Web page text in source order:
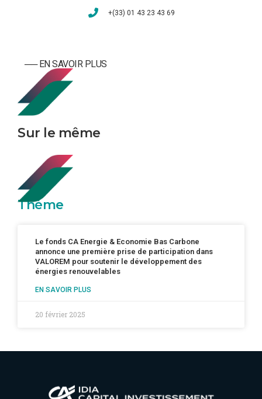
+(33) 01 43 23 43 69
Sur le même
── ­­EN SAVOIR PLUS
Thème
Le fonds CA Energie & Economie Bas Carbone
annonce une première prise de participation dans
VALOREM pour soutenir le développement des
énergies renouvelables
EN SAVOIR PLUS
20 février 2025